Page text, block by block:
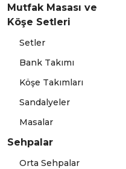
Mutfak Masası ve
Köşe Setleri
Setler
Bank Takımı
Köşe Takımları
Sandalyeler
Masalar
Sehpalar
Orta Sehpalar